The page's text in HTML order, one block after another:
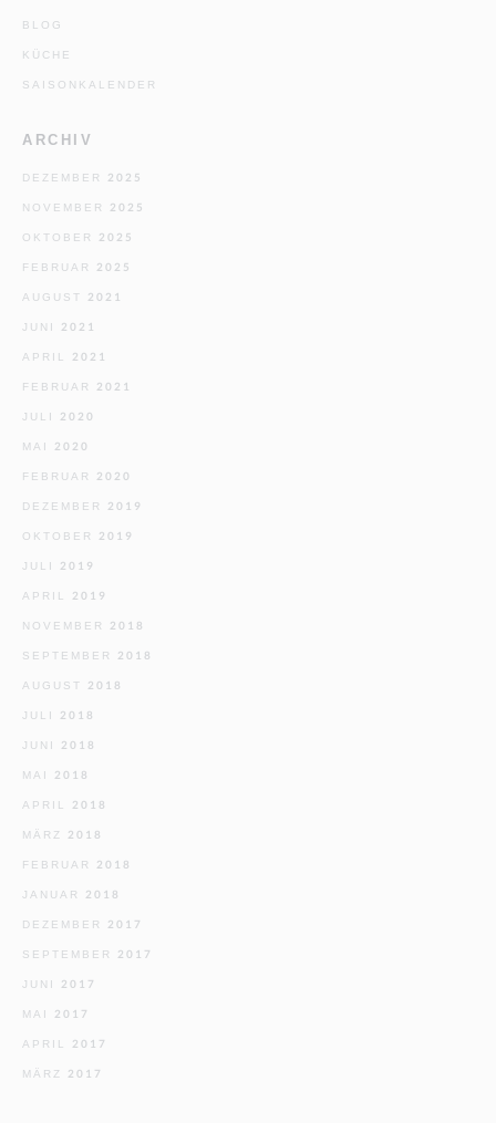
BLOG
KÜCHE
SAISONKALENDER
ARCHIV
DEZEMBER 2025
NOVEMBER 2025
OKTOBER 2025
FEBRUAR 2025
AUGUST 2021
JUNI 2021
APRIL 2021
FEBRUAR 2021
JULI 2020
MAI 2020
FEBRUAR 2020
DEZEMBER 2019
OKTOBER 2019
JULI 2019
APRIL 2019
NOVEMBER 2018
SEPTEMBER 2018
AUGUST 2018
JULI 2018
JUNI 2018
MAI 2018
APRIL 2018
MÄRZ 2018
FEBRUAR 2018
JANUAR 2018
DEZEMBER 2017
SEPTEMBER 2017
JUNI 2017
MAI 2017
APRIL 2017
MÄRZ 2017